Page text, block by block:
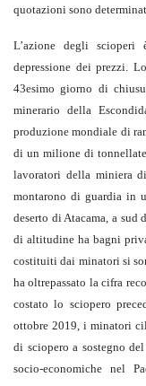
quotazioni sono
L’azione degli
depressione dei prezzi.
43esimo giorno di
minerario della
produzione mondiale di
di un milione di
lavoratori della miniera
montarono di guardia in
deserto di Atacama, a
di altitudine ha bagni
costituiti dai minatori si
ha oltrepassato la cifra
costato lo sciopero
ottobre 2019, i minatori
di sciopero a sostegno
socio-economiche nel